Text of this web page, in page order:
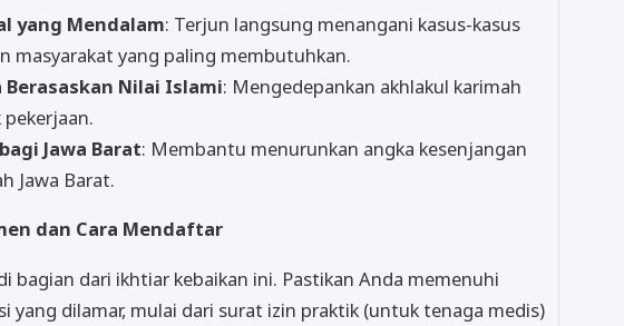
yang Mendalam: Terjun langsung menangani kasus-kasus
masyarakat yang paling membutuhkan.
Nilai Islami: Mengedepankan akhlakul karimah
Jawa Barat: Membantu menurunkan angka kesenjangan
Jawa Barat.
dan Cara Mendaftar
bagian dari ikhtiar kebaikan ini. Pastikan Anda memenuhi
yang dilamar, mulai dari surat izin praktik (untuk tenaga medis)